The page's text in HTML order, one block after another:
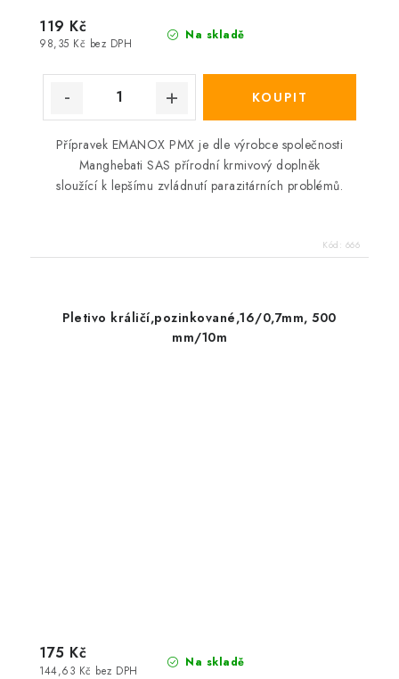
Na skladě
98,35 Kč bez DPH
119 Kč
Přípravek EMANOX PMX je dle výrobce společnosti
Manghebati SAS přírodní krmivový doplněk
sloužící k lepšímu zvládnutí parazitárních problémů.
Kód: 666
Pletivo králičí,pozinkované,16/0,7mm, 500
mm/10m
Na skladě
144,63 Kč bez DPH
175 Kč